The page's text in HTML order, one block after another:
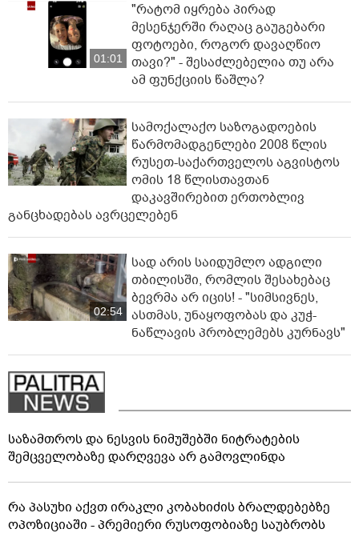
01:01
"რატომ იყრება პირად
მესენჯერში რაღაც გაუგებარი
ფოტოები, როგორ დავაღწიო
თავი?" - შესაძლებელია თუ არა
ამ ფუნქციის წაშლა?
სამოქალაქო საზოგადოების
წარმომადგენლები 2008 წლის
რუსეთ-საქართველოს აგვისტოს
ომის 18 წლისთავთან
დაკავშირებით ერთობლივ
განცხადებას ავრცელებენ
02:54
სად არის საიდუმლო ადგილი
თბილისში, რომლის შესახებაც
ბევრმა არ იცის! - "სიმსივნეს,
ასთმას, უნაყოფობას და კუჭ-
ნაწლავის პრობლემებს კურნავს"
საზამთროს და ნესვის ნიმუშებში ნიტრატების
შემცველობაზე დარღვევა არ გამოვლინდა
რა პასუხი აქვთ ირაკლი კობახიძის ბრალდებებზე
ოპოზიციაში - პრემიერი რუსოფობიაზე საუბრობს